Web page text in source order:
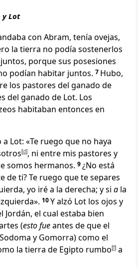
y Lot
con Abram, tenía ovejas,
la tierra no podía sostenerlos
, porque sus posesiones
podían habitar juntos. 7 Hubo,
los pastores del ganado de
del ganado de Lot. Los
habitaban entonces en
Lot: «Te ruego que no haya
[d], ni entre mis pastores y
somos hermanos. 9¿No está
de ti? Te ruego que te separes
yo iré a la derecha; y si a la
10Y alzó Lot los ojos y
Jordán, el cual estaba bien
(esto fueantes de que el
y Gomorra) como el
la tierra de Egipto rumbo[f] a